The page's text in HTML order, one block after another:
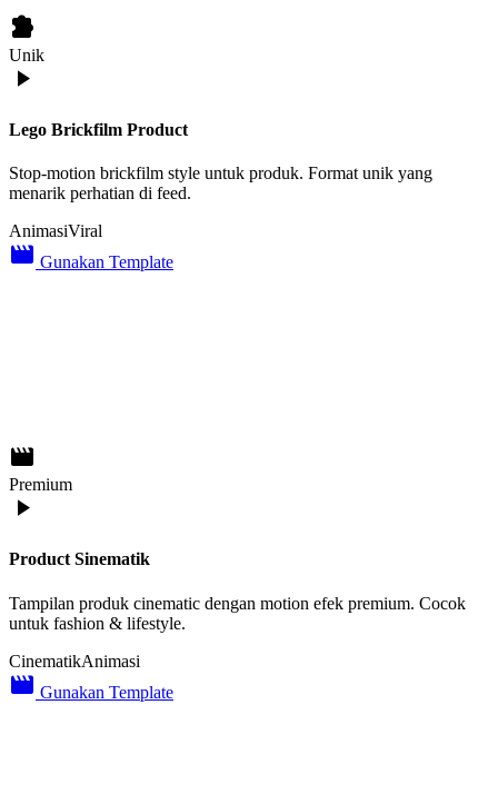
extension
Unik
play_arrow
Lego Brickfilm Product
Stop-motion brickfilm style untuk produk. Format unik yang
menarik perhatian di feed.
AnimasiViral
movie_creation Gunakan Template
movie_creation
Premium
play_arrow
Product Sinematik
Tampilan produk cinematic dengan motion efek premium. Cocok
untuk fashion & lifestyle.
CinematikAnimasi
movie_creation Gunakan Template